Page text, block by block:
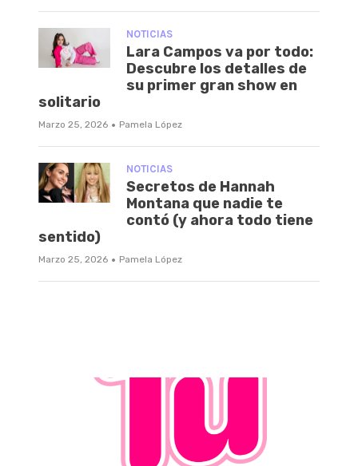
NOTICIAS
Lara Campos va por todo:
Descubre los detalles de
su primer gran show en
solitario
Marzo 25, 2026 · Pamela López
NOTICIAS
Secretos de Hannah
Montana que nadie te
contó (y ahora todo tiene
sentido)
Marzo 25, 2026 · Pamela López